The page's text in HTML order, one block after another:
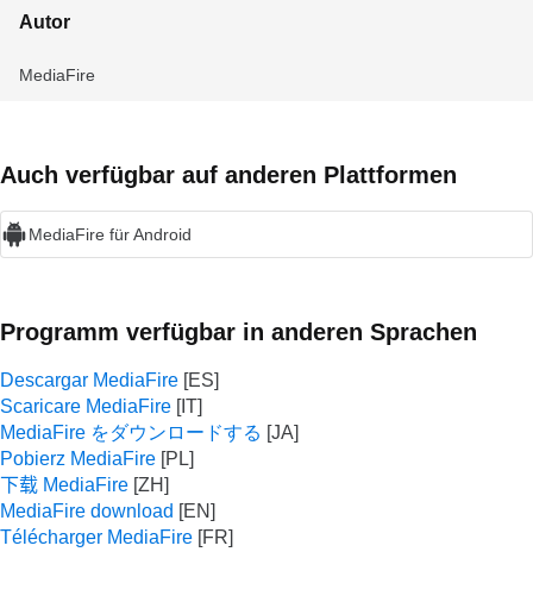
Autor
MediaFire
Auch verfügbar auf anderen Plattformen
MediaFire für Android
Programm verfügbar in anderen Sprachen
Descargar MediaFire
Scaricare MediaFire
MediaFire をダウンロードする
Pobierz MediaFire
下载 MediaFire
MediaFire download
Télécharger MediaFire